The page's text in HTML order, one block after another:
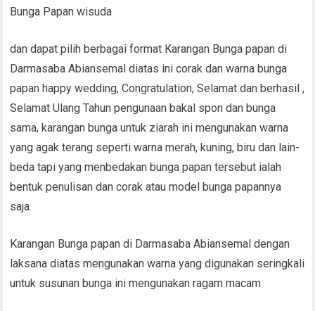
Bunga Papan wisuda
dan dapat pilih berbagai format Karangan Bunga papan di
Darmasaba Abiansemal diatas ini corak dan warna bunga
papan happy wedding, Congratulation, Selamat dan berhasil ,
Selamat Ulang Tahun pengunaan bakal spon dan bunga
sama, karangan bunga untuk ziarah ini mengunakan warna
yang agak terang seperti warna merah, kuning, biru dan lain-
beda tapi yang menbedakan bunga papan tersebut ialah
bentuk penulisan dan corak atau model bunga papannya
saja.
Karangan Bunga papan di Darmasaba Abiansemal dengan
laksana diatas mengunakan warna yang digunakan seringkali
untuk susunan bunga ini mengunakan ragam macam